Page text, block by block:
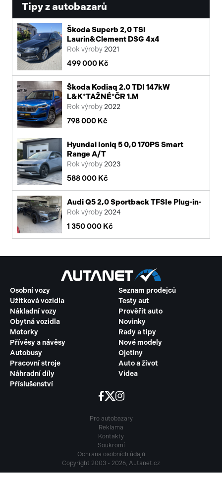
Tipy z autobazarů
Škoda Superb 2,0 TSi
Laurin&Clement DSG 4x4
Rok výroby 2021
499 000 Kč
Škoda Kodiaq 2.0 TDI 147kW
L&K*TAŽNÉ*ČR 1.M
Rok výroby 2022
798 000 Kč
Hyundai Ioniq 5 0,0 170PS Smart
Range A/T
Rok výroby 2023
588 000 Kč
Audi Q5 2,0 Sportback TFSIe Plug-in-
Rok výroby 2024
1 350 000 Kč
Osobní vozy
Užitková vozidla
Nákladní vozy
Obytná vozidla
Motorky
Přívěsy a návěsy
Autobusy
Pracovní stroje
Náhradní díly
Příslušenství
Seznam prodejců
Testy aut
Prověřit auto
Novinky
Rady a tipy
Nové modely
Ojetiny
Auto a život
Videa
Pro autobazary
Reklama
Kontakty
Soukromí
Ochrana osobních údajů
Copyright 2003 - 2026, Autanet.cz